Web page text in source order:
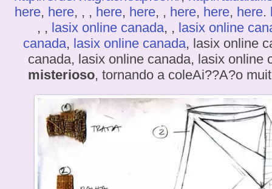
here, here, , , here, here, , here, here, here.
, , lasix online canada, , lasix online
canada, lasix online canada, lasix online
canada, lasix online canada, lasix online
misterioso, tornando a coleAi??A?o